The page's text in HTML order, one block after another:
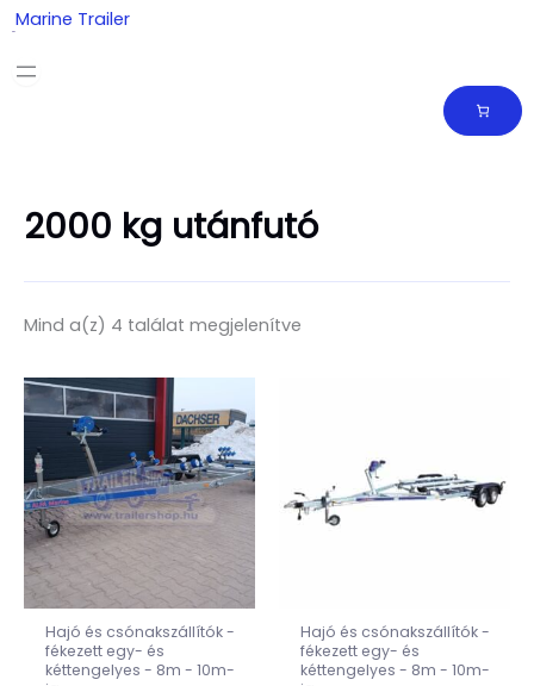
Skip
to
content
Marine Trailer
2000 kg utánfutó
Mind a(z) 4 találat megjelenítve
Hajó és csónakszállítók -
fékezett egy- és
kéttengelyes - 8m - 10m-
Hajó és csónakszállítók -
fékezett egy- és
kéttengelyes - 8m - 10m-